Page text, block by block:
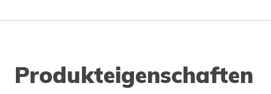
Produkteigenschaften